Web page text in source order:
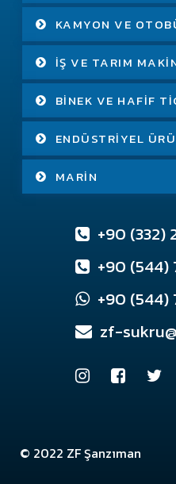
KAMYON VE
İŞ VE TARIM
BINEK VE HAFIF
ENDÜSTRIYEL
MARIN
+90 (332)
+90 (544)
+90 (544)
zf-
© 2022 ZF Şanzıman